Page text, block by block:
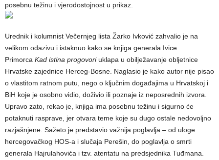
posebnu težinu i vjerodostojnost u prikaz.
Urednik i kolumnist Večernjeg lista Žarko Ivković zahvalio je na
velikom odazivu i istaknuo kako se knjiga generala Ivice
Primorca Kad istina progovoriuklapa u obilježavanje obljetnice
Hrvatske zajednice Herceg-Bosne. Naglasio je kako autor nije pisao
o vlastitom ratnom putu, nego o ključnim događajima u Hrvatskoj i
BiH koje je osobno vidio, doživio ili poznaje iz neposrednih izvora.
Upravo zato, rekao je, knjiga ima posebnu težinu i sigurno će
potaknuti rasprave, jer otvara teme koje su dugo ostale nedovoljno
razjašnjene. Sažeto je predstavio važnija poglavlja – od uloge
hercegovačkog HOS-a i slučaja Perešin, do poglavlja o smrti
generala Hajrulahovića i tzv. atentatu na predsjednika Tuđmana.